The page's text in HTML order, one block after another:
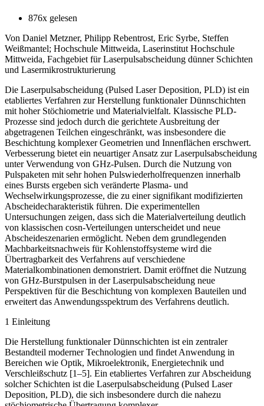
876x gelesen
Von Daniel Metzner, Philipp Rebentrost, Eric Syrbe, Steffen
Weißmantel; Hochschule Mittweida, Laserinstitut Hochschule
Mittweida, Fachgebiet für Laserpulsabscheidung dünner Schichten
und Lasermikrostrukturierung
Die Laserpulsabscheidung (Pulsed Laser Deposition, PLD) ist ein
etabliertes Verfahren zur Herstellung funktionaler Dünnschichten
mit hoher Stöchiometrie und Materialvielfalt. Klassische PLD-
Prozesse sind jedoch durch die gerichtete Ausbreitung der
abgetragenen Teilchen eingeschränkt, was insbesondere die
Beschichtung komplexer Geometrien und Innenflächen erschwert.
Verbesserung bietet ein neuartiger Ansatz zur Laserpulsabscheidung
unter Verwendung von GHz-Pulsen. Durch die Nutzung von
Pulspaketen mit sehr hohen Pulswiederholfrequenzen innerhalb
eines Bursts ergeben sich veränderte Plasma- und
Wechselwirkungsprozesse, die zu einer signifikant modifizierten
Abscheidecharakteristik führen. Die experimentellen
Untersuchungen zeigen, dass sich die Materialverteilung deutlich
von klassischen cosn-Verteilungen unterscheidet und neue
Abscheideszenarien ermöglicht. Neben dem grundlegenden
Machbarkeitsnachweis für Kohlenstoffsysteme wird die
Übertragbarkeit des Verfahrens auf verschiedene
Materialkombinationen ­demonstriert. Damit eröffnet die Nutzung
von GHz-Burstpulsen in der Laserpulsabscheidung neue
Perspektiven für die Beschichtung von komplexen Bauteilen und
erweitert das Anwendungsspektrum des Verfahrens deutlich.
1 Einleitung
Die Herstellung funktionaler Dünnschichten ist ein zentraler
Bestandteil moderner Technologien und findet Anwendung in
Bereichen wie Optik, Mikroelektronik, Energietechnik und
Verschleißschutz [1–5]. Ein etabliertes Verfahren zur Abscheidung
solcher Schichten ist die Laserpulsabscheidung (Pulsed Laser
Deposition, PLD), die sich insbesondere durch die nahezu